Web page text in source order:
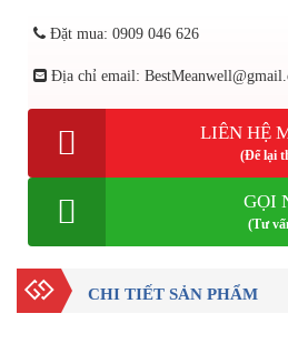
Đặt mua: 0909 046 626
Địa chỉ email:
LIÊN HỆ
(Để lại
GỌI
(Tư
CHI TIẾT SẢN PHẨM